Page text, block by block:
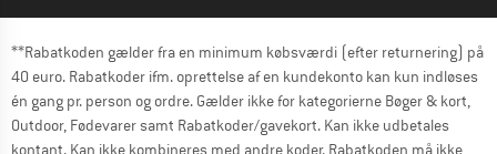
**Rabatkoden gælder fra en minimum købsværdi (efter returnering) på
40 euro. Rabatkoder ifm. oprettelse af en kundekonto kan kun indløses
én gang pr. person og ordre. Gælder ikke for kategorierne Bøger & kort,
Outdoor, Fødevarer samt Rabatkoder/gavekort. Kan ikke udbetales
kontant. Kan ikke kombineres med andre koder. Rabatkoden må ikke